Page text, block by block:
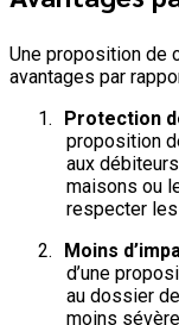
Une proposition de
avantages par
1.
Protection
proposition
aux
maisons ou
respecter
2.
Moins
d’une
au dossier
moins